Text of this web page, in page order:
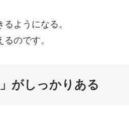
ようになる。
のです。
がしっかりある